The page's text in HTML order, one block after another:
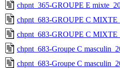
chpnt_365-GROUPE E
chpnt_683-GROUPE C
chpnt_683-GROUPE C
chpnt_683-Groupe C
chpnt_683-Groupe C